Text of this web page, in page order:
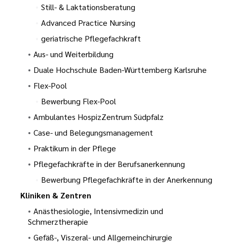
Still- & Laktationsberatung
Advanced Practice Nursing
geriatrische Pflegefachkraft
Aus- und Weiterbildung
Duale Hochschule Baden-Württemberg Karlsruhe
Flex-Pool
Bewerbung Flex-Pool
Ambulantes HospizZentrum Südpfalz
Case- und Belegungsmanagement
Praktikum in der Pflege
Pflegefachkräfte in der Berufsanerkennung
Bewerbung Pflegefachkräfte in der Anerkennung
Kliniken & Zentren
Anästhesiologie, Intensivmedizin und
Schmerztherapie
Gefäß-, Viszeral- und Allgemeinchirurgie